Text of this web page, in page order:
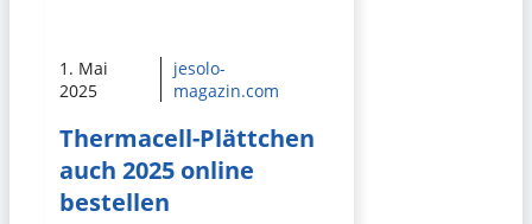
1. Mai
2025
jesolo-
magazin.com
Thermacell-Plättchen
auch 2025 online
bestellen